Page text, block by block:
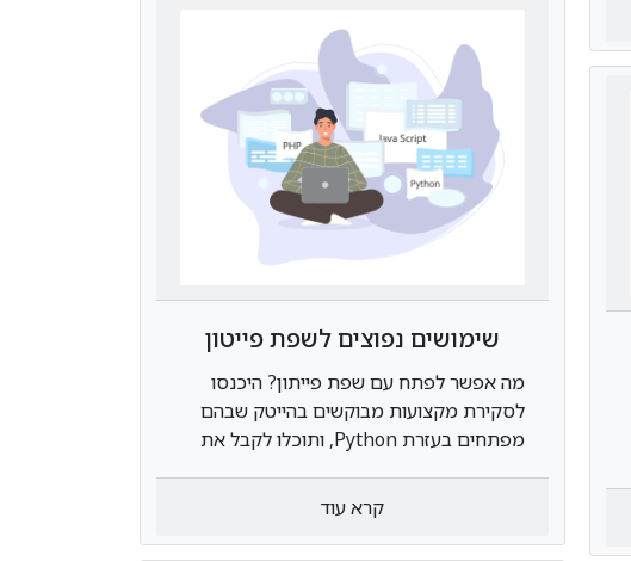
שימושים נפוצים לשפת פייטון
מה אפשר לפתח עם שפת פייתון? היכנסו
לסקירת מקצועות מבוקשים בהייטק שבהם
מפתחים בעזרת Python, ותוכלו לקבל את
קרא עוד